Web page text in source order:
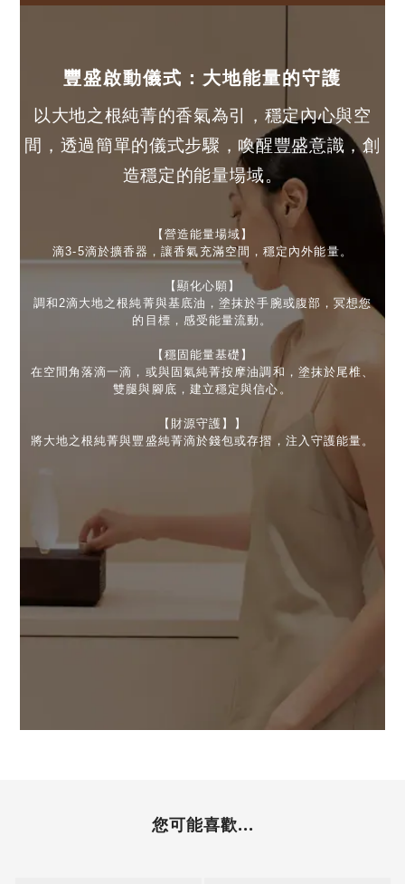
豐盛啟動儀式：大地能量的守護
以大地之根純菁的香氣為引，穩定內心與空
間，透過簡單的儀式步驟， 喚醒豐盛意識，創
造穩定的能量場域。
【營造能量場域】
滴3-5滴於擴香器，讓香氣充滿空間，穩定內外能量。
【顯化心願】
調和2滴大地之根純菁與基底油，塗抹於手腕或腹部，冥想您
的目標，感受能量流動。
【穩固能量基礎】
在空間角落滴一滴，或與固氣純菁按摩油調和，塗抹於尾椎、
雙腿與腳底，建立穩定與信心。
【財源守護】】
將大地之根純菁與豐盛純菁滴於錢包或存摺，注入守護能量。
您可能喜歡...